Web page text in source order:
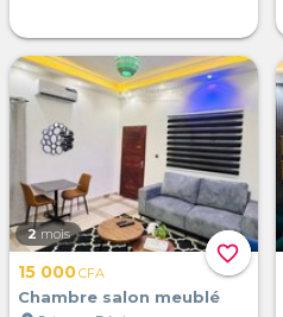
favorite_border
2 mois
15 000CFA
Chambre salon meublé